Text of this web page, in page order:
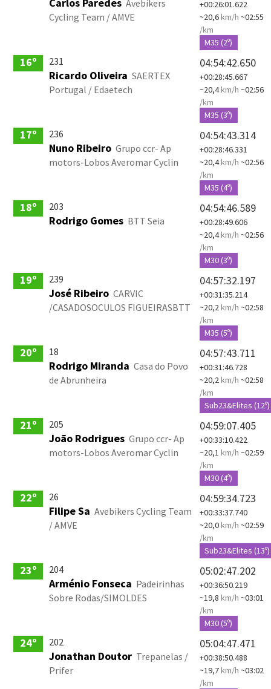
Avebikers
Cycling Team / AMVE
+00:26:01.622
~20,6km/h ~02:55
/km
M35 (2º)
16º 231
Ricardo Oliveira SAERTEX
Portugal / Edaetech
04:54:42.650
+00:28:45.667
~20,4km/h ~02:56
/km
M35 (3º)
17º 236
Nuno Ribeiro Grupo ccr- Ap
motors-Lobos Averomar Cyclin
04:54:43.314
+00:28:46.331
~20,4km/h ~02:56
/km
M35 (4º)
18º 203
Rodrigo Gomes BTT Seia
04:54:46.589
+00:28:49.606
~20,4km/h ~02:56
/km
M30 (3º)
19º 239
José Ribeiro CARVIC
/CASADOSOCULOS FIGUEIRASBTT
04:57:32.197
+00:31:35.214
~20,2km/h ~02:58
/km
M35 (5º)
20º 18
Rodrigo Miranda Casa do Povo
de Abrunheira
04:57:43.711
+00:31:46.728
~20,2km/h ~02:58
/km
Sub23&Elites (12º)
21º 205
João Rodrigues Grupo ccr- Ap
motors-Lobos Averomar Cyclin
04:59:07.405
+00:33:10.422
~20,1 km/h ~02:59
/km
M30 (4º)
22º 26
Filipe Sa Avebikers Cycling Team
/ AMVE
04:59:34.723
+00:33:37.740
~20,0km/h ~02:59
/km
Sub23&Elites (13º)
23º 204
Arménio Fonseca Padeirinhas
Sobre Rodas/SIMOLDES
05:02:47.202
+00:36:50.219
~19,8 km/h ~03:01
/km
M30 (5º)
24º 202
Jonathan Doutor Trepanelas /
Prifer
05:04:47.471
+00:38:50.488
~19,7km/h ~03:02
/km